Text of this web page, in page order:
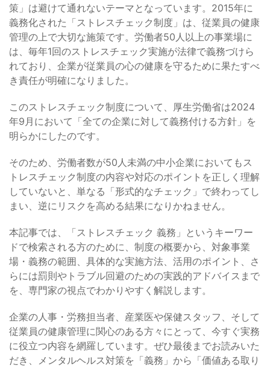
策」は避けて通れないテーマとなっています。2015年に
義務化された「ストレスチェック制度」は、従業員の健康
管理の上で大切な施策です。労働者50人以上の事業場に
は、毎年1回のストレスチェック実施が法律で義務づけら
れており、企業が従業員の心の健康を守るために果たすべ
き責任が明確になりました。
このストレスチェック制度について、厚生労働省は2024
年9月において「全ての企業に対して義務付ける方針」を
明らかにしたのです。
そのため、労働者数が50人未満の中小企業においてもス
トレスチェック制度の内容や対応のポイントを正しく理解
していないと、単なる「形式的なチェック」で終わってし
まい、逆にリスクを高める結果になりかねません。
本記事では、「ストレスチェック 義務」というキーワー
ドで検索される方のために、制度の概要から、対象事業
場・義務の範囲、具体的な実施方法、活用のポイント、さ
らには罰則やトラブル回避のための実践的アドバイスまで
を、専門家の視点でわかりやすく解説します。
企業の人事・労務担当者、産業医や保健スタッフ、そして
従業員の健康管理に関心のある方々にとって、今すぐ実務
に役立つ内容を網羅しています。ぜひ最後までお読みいた
だき、メンタルヘルス対策を「義務」から「価値ある取り